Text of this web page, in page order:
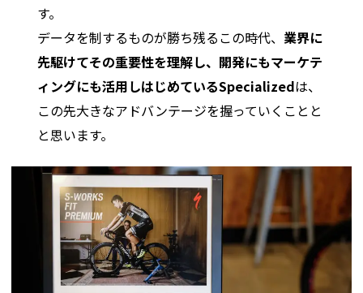
す。
データを制するものが勝ち残るこの時代、 業界に
先駆けてその重要性を理解し、開発にもマーケテ
ィングにも活用しはじめているSpecializedは、
この先大きなアドバンテージを握っていくことと
と思います。